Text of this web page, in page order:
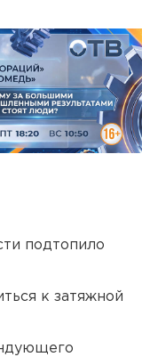
подтопило
к затяжной